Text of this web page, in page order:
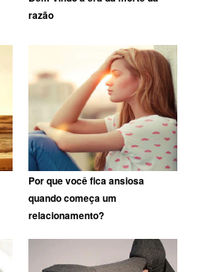
razão
Por que você fica ansiosa
quando começa um
relacionamento?